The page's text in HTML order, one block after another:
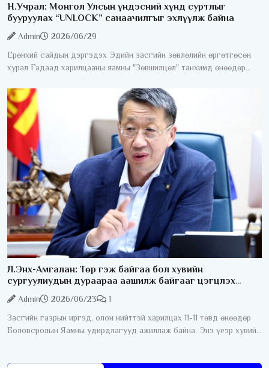
Н.Учрал: Монгол Улсын үндэсний хүнд суртлыг
бууруулах “UNLOCK” санаачилгыг эхлүүлж байна
Admin
2026/06/29
Ерөнхий сайдын дэргэдэх Эдийн засгийн зөвлөлийн өргөтгөсөн
хурал Гадаад харилцааны яамны "Зөвшилцөл" танхимд өнөөдөр
Л.Энх-Амгалан: Төр гэж байгаа бол хувийн
сургуулиудын дураараа аашилж байгааг цэгцлэх
ёстой
Admin 2026/06/23
1
Засгийн газрын иргэд, олон нийттэй харилцах 11-11 төвд өнөөдөр
Боловсролын Яамны удирдлагууд ажиллаж байна. Энэ үеэр хувийн